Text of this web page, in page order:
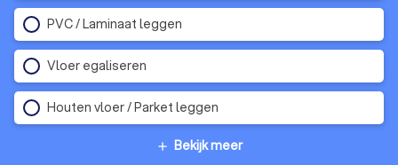
PVC / Laminaat leggen
Vloer egaliseren
Houten vloer / Parket leggen
add Bekijk meer